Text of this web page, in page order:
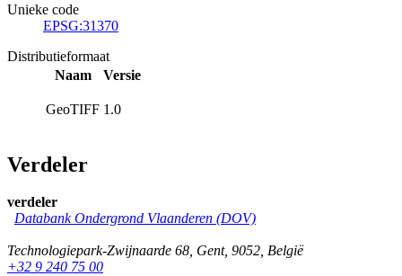
Unieke code
EPSG:31370
Distributieformaat
Naam
Versie
GeoTIFF 1.0
Verdeler
verdeler
Databank Ondergrond Vlaanderen (DOV)
Technologiepark-Zwijnaarde 68, Gent, 9052, België
+32 9 240 75 00